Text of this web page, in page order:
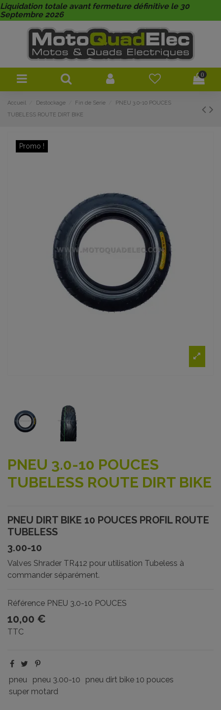
Liquidation totale avant fermeture définitive le 30
Septembre 2026
0
Accueil Destockage Fin de Serie
PNEU 3.0-10 POUCES
TUBELESS ROUTE DIRT BIKE
Promo !
PNEU 3.0-10 POUCES
TUBELESS ROUTE DIRT BIKE
PNEU DIRT BIKE 10 POUCES PROFIL ROUTE
TUBELESS
3.00-10
Valves Shrader TR412 pour utilisation Tubeless à
commander séparément.
Référence PNEU 3.0-10 POUCES
10,00 €
TTC
pneu pneu 3.00-10
pneu dirt bike 10 pouces
super motard